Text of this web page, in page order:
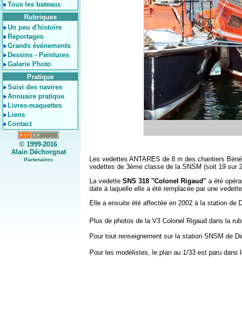
Tous les bateaux
Rubriques
Un peu d'histoire
Reportages
Grands événements
Dessins - Peintures
Galerie Photo
Pratique
Suivi des navires
Annuaire pratique
Livres-maquettes
Liens
Contact
© 1999-2016
Alain Déchorgnat
Partenaires
Les vedettes ANTARES de 8 m des chantiers
vedettes de 3ème classe de la SNSM (soit 19 sur
La vedette SNS 318 "Colonel Rigaud" a été
date à laquelle elle a été remplacée par une
Elle a ensuite été affectée en 2002 à la station de
Plus de photos de la V3 Colonel Rigaud dans la
Pour tout renseignement sur la station SNSM de
Pour les modélistes, le plan au 1/33 est paru